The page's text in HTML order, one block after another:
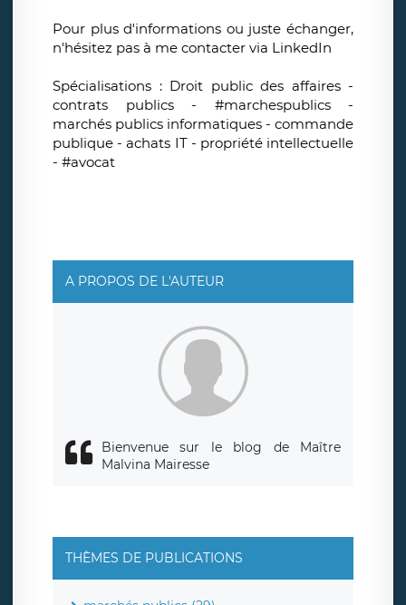
Pour plus d'informations ou juste échanger,
n'hésitez pas à me contacter via LinkedIn
Spécialisations : Droit public des affaires -
contrats publics - #marchespublics -
marchés publics informatiques - commande
publique - achats IT - propriété intellectuelle
- #avocat
A PROPOS DE L'AUTEUR
Bienvenue sur le blog de Maître
Malvina Mairesse
THÈMES DE PUBLICATIONS